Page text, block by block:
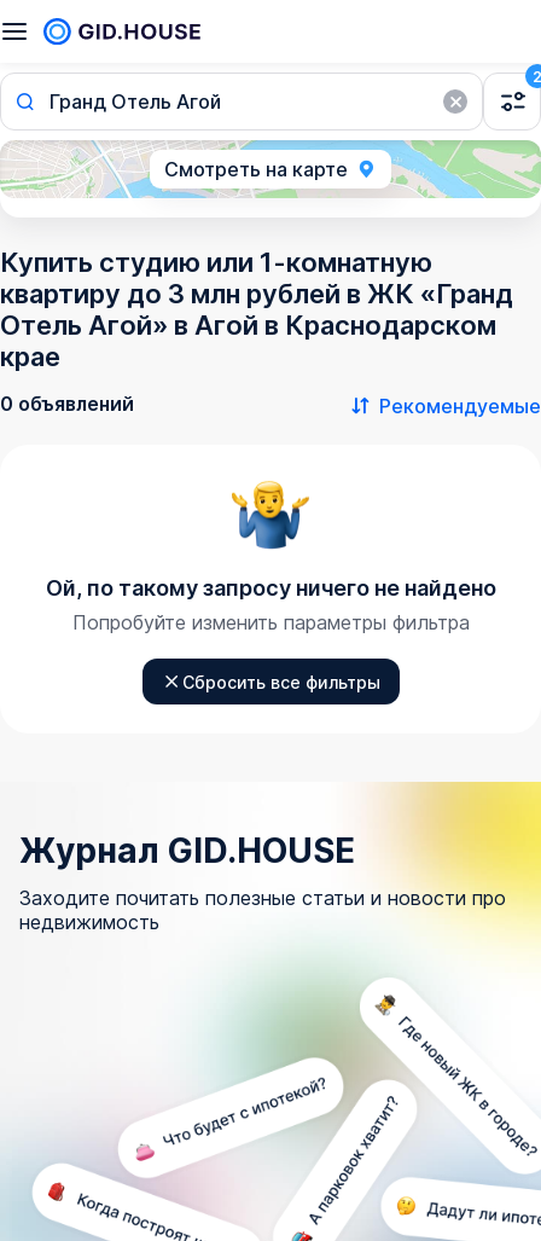
Гранд Отель Агой
2
Смотреть на карте
Купить студию или 1-комнатную
квартиру до 3 млн рублей в ЖК «Гранд
Отель Агой» в Агой в Краснодарском
крае
0 объявлений Рекомендуемые
Ой, по такому запросу ничего не найдено
Попробуйте изменить параметры фильтра
Сбросить все фильтры
Журнал GID.HOUSE
Заходите почитать полезные статьи и новости про
недвижимость